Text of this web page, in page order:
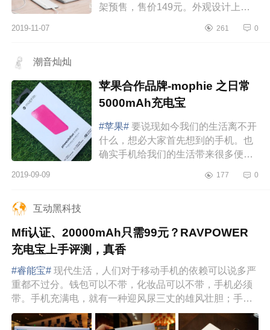
架预售，售价149元。外观设计上，
装饰，外形圆润，方便随身携带，底
2019-11-07 261 0
潮音灿灿
苹果合作品牌-mophie 之日常
5000mAh充电宝
#苹果# 要说现如今我们的生活离不开
什么，想必大家首先想到的手机。也
确实手机给我们的生活带来很多便利
面都产生了依赖。对于我这种朝九晚
2019-09-09 177 0
互动黑科技
Mfi认证、20000mAh只需99元？RAVPOWER
充电宝上手评测，真香
#睿能宝# 现代生活，人们对于移动手机的依赖可以说多严
重都不过分。钱包可以不带，化妆品可以不带，手机必须
带。手机充满电，就有一种迎风尿三丈的雄风壮胆；手机
没了电，就好比顺风...